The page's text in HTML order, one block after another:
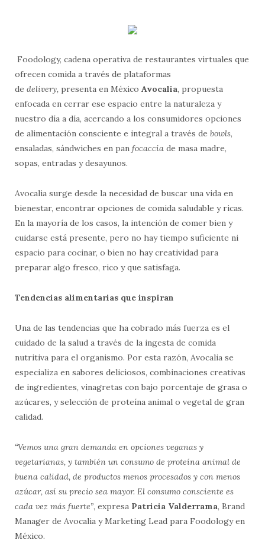
Foodology, cadena operativa de restaurantes virtuales que
ofrecen comida a través de plataformas
de delivery, presenta en México Avocalia, propuesta
enfocada en cerrar ese espacio entre la naturaleza y
nuestro día a día, acercando a los consumidores opciones
de alimentación consciente e integral a través de bowls,
ensaladas, sándwiches en pan focaccia de masa madre,
sopas, entradas y desayunos.
Avocalia surge desde la necesidad de buscar una vida en
bienestar, encontrar opciones de comida saludable y ricas.
En la mayoría de los casos, la intención de comer bien y
cuidarse está presente, pero no hay tiempo suficiente ni
espacio para cocinar, o bien no hay creatividad para
preparar algo fresco, rico y que satisfaga.
Tendencias alimentarias que inspiran
Una de las tendencias que ha cobrado más fuerza es el
cuidado de la salud a través de la ingesta de comida
nutritiva para el organismo. Por esta razón, Avocalia se
especializa en sabores deliciosos, combinaciones creativas
de ingredientes, vinagretas con bajo porcentaje de grasa o
azúcares, y selección de proteína animal o vegetal de gran
calidad.
“Vemos una gran demanda en opciones veganas y
vegetarianas, y también un consumo de proteína animal de
buena calidad, de productos menos procesados y con menos
azúcar, así su precio sea mayor. El consumo consciente es
cada vez más fuerte”, expresa Patricia Valderrama, Brand
Manager de Avocalia y Marketing Lead para Foodology en
México.